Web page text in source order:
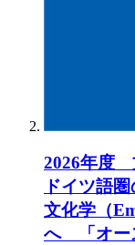
2026年度
ドイツ語
文化学（
へ 「オー